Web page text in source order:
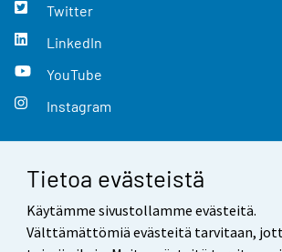
Tietoa evästeistä
Käytämme sivustollamme evästeitä.
Välttämättömiä evästeitä tarvitaan,
Twitter
LinkedIn
YouTube
Instagram
Yhteystiedot
Palaute